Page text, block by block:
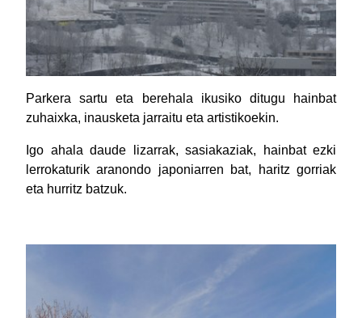
Parkera sartu eta berehala ikusiko ditugu hainbat
zuhaixka, inausketa jarraitu eta artistikoekin.
Igo ahala daude lizarrak, sasiakaziak, hainbat ezki
lerrokaturik aranondo japoniarren bat, haritz gorriak
eta hurritz batzuk.